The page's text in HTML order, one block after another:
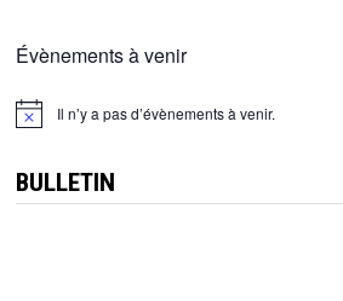
Évènements à venir
Notice Il n’y a pas d’évènements à venir.
BULLETIN